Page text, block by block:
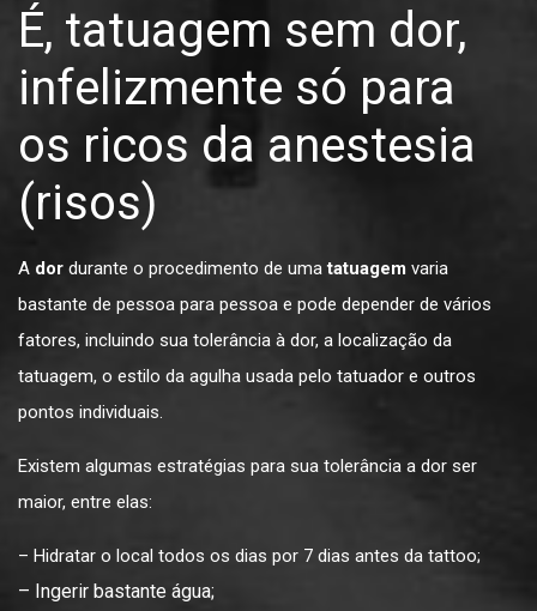
É, tatuagem sem dor,
infelizmente só para
os ricos da anestesia
(risos)
A dor durante o procedimento de umatatuagem varia
bastante de pessoa para pessoa e pode depender de vários
fatores, incluindo sua tolerância à dor, a localização da
tatuagem, o estilo da agulha usada pelo tatuador e outros
pontos individuais.
Existem algumas estratégias para sua tolerância a dor ser
maior, entre elas:
– Hidratar o local todos os dias por 7 dias antes da tattoo;
– Ingerir bastante água;